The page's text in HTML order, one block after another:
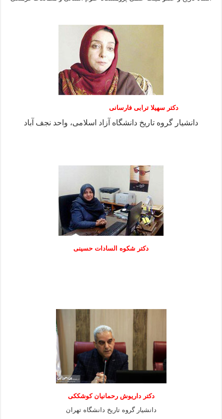
دکتر سهیلا ترابی فارسانی
دانشیار گروه تاریخ دانشگاه آزاد اسلامی، واحد نجف آباد
دكتر شكوه السادات حسينی
دکتر داریوش رحمانیان کوشککی
دانشیار گروه تاریخ دانشگاه تهران